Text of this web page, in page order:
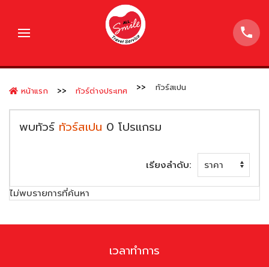
หน้าแรก ทัวร์ต่างประเทศ ทัวร์สเปน
พบทัวร์ ทัวร์สเปน 0 โปรแกรม
เรียงลำดับ:
ไม่พบรายการที่ค้นหา
เวลาทำการ